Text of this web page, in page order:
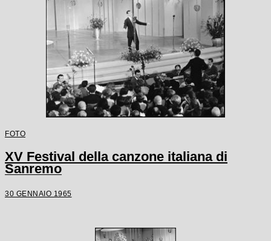
FOTO
XV Festival della canzone italiana di
Sanremo
30 GENNAIO 1965